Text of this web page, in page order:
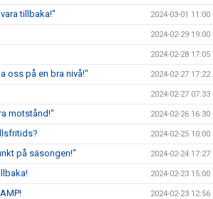
tillbaka!" 2024-03-01 11:00
2024-02-29 19:00
2024-02-28 17:05
oss på en bra nivå!" 2024-02-27 17:22
2024-02-27 07:33
motstånd!" 2024-02-26 16:30
2024-02-25 10:00
på säsongen!" 2024-02-24 17:27
2024-02-23 15:00
2024-02-23 12:56